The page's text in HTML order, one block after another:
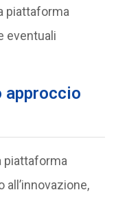
piattaforma
eventuali
approccio
piattaforma